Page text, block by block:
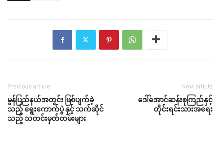
Previous article
မွန်ပြည်နယ်အတွင်း ဖြစ်ပျက်ခဲ့
သည့် ရွေးကောက်ပွဲ နှင့် သက်ဆိုင်
သည့် သတင်းမှတ်တမ်းများ
Next article
ဒေါ်အောင်ဆန်းစုကြည်နှင့်
တိုင်းရင်းသားအရေး